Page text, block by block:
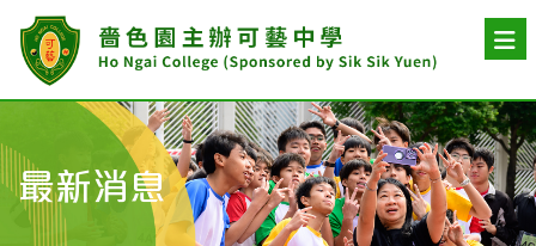
最新消息